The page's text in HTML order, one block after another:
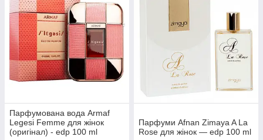
Парфумована вода Armaf
Legesi Femme для жінок
(оригінал) - edp 100 ml
Парфуми Afnan Zimaya A La
Rose для жінок — edp 100 ml